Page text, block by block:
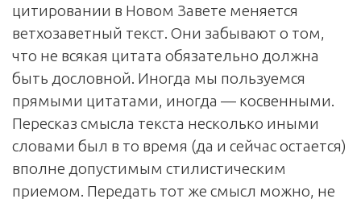
цитировании в Новом Завете меняется
ветхозаветный текст. Они забывают о том,
что не всякая цитата обязательно должна
быть дословной. Иногда мы пользуемся
прямыми цитатами, иногда — косвенными.
Пересказ смысла текста несколько иными
словами был в то время (да и сейчас остается)
вполне допустимым стилистическим
приемом. Передать тот же смысл можно, не